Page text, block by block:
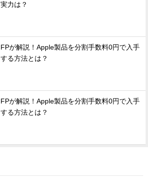
実力は？
FPが解説！Apple製品を分割手数料0円で入手
する方法とは？
FPが解説！Apple製品を分割手数料0円で入手
する方法とは？